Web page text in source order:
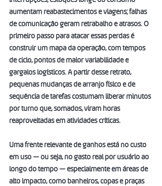
aumentam reabastecimentos e viagens; falhas
de comunicação geram retrabalho e atrasos. O
primeiro passo para atacar essas perdas é
construir um mapa da operação, com tempos
de ciclo, pontos de maior variabilidade e
gargalos logísticos. A partir desse retrato,
pequenas mudanças de arranjo físico e de
sequência de tarefas costumam liberar minutos
por turno que, somados, viram horas
reaproveitadas em atividades críticas.
Uma frente relevante de ganhos está no custo
em uso — ou seja, no gasto real por usuário ao
longo do tempo — especialmente em áreas de
alto impacto, como banheiros, copas e praças